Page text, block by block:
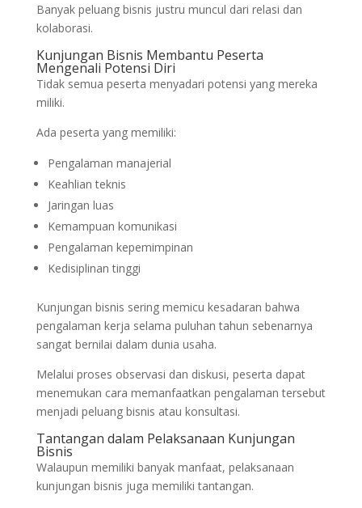
Banyak peluang bisnis justru muncul dari relasi dan
kolaborasi.
Kunjungan Bisnis Membantu Peserta
Mengenali Potensi Diri
Tidak semua peserta menyadari potensi yang mereka
miliki.
Ada peserta yang memiliki:
Pengalaman manajerial
Keahlian teknis
Jaringan luas
Kemampuan komunikasi
Pengalaman kepemimpinan
Kedisiplinan tinggi
Kunjungan bisnis sering memicu kesadaran bahwa
pengalaman kerja selama puluhan tahun sebenarnya
sangat bernilai dalam dunia usaha.
Melalui proses observasi dan diskusi, peserta dapat
menemukan cara memanfaatkan pengalaman tersebut
menjadi peluang bisnis atau konsultasi.
Tantangan dalam Pelaksanaan Kunjungan
Bisnis
Walaupun memiliki banyak manfaat, pelaksanaan
kunjungan bisnis juga memiliki tantangan.